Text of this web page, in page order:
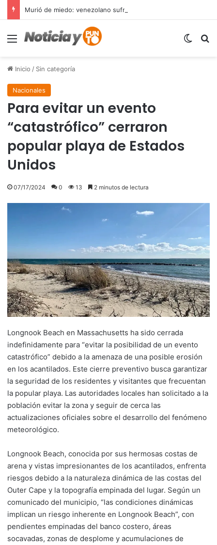
Menú
Inicio / Sin categoría
Nacionales
Para evitar un evento
“catastrófico” cerraron
popular playa de Estados
Unidos
07/17/2024 0 13 2 minutos de lectura
Longnook Beach en Massachusetts ha sido cerrada
indefinidamente para “evitar la posibilidad de un evento
catastrófico” debido a la amenaza de una posible erosión
en los acantilados. Este cierre preventivo busca garantizar
la seguridad de los residentes y visitantes que frecuentan
la popular playa. Las autoridades locales han solicitado a la
población evitar la zona y seguir de cerca las
actualizaciones oficiales sobre el desarrollo del fenómeno
meteorológico.
Longnook Beach, conocida por sus hermosas costas de
arena y vistas impresionantes de los acantilados, enfrenta
riesgos debido a la naturaleza dinámica de las costas del
Outer Cape y la topografía empinada del lugar. Según un
comunicado del municipio, “las condiciones dinámicas
implican un riesgo inherente en Longnook Beach”, con
pendientes empinadas del banco costero, áreas
socavadas, zonas de desplome y acumulaciones de